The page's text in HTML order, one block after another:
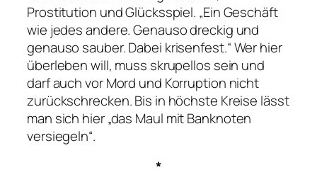
Prostitution und Glücksspiel. „Ein Geschäft
wie jedes andere. Genauso dreckig und
genauso sauber. Dabei krisenfest.“Wer hier
überleben will, muss skrupellos sein und
darf auch vor Mord und Korruption nicht
zurückschrecken. Bis in höchste Kreise lässt
man sich hier„das Maul mit Banknoten
versiegeln“.
*